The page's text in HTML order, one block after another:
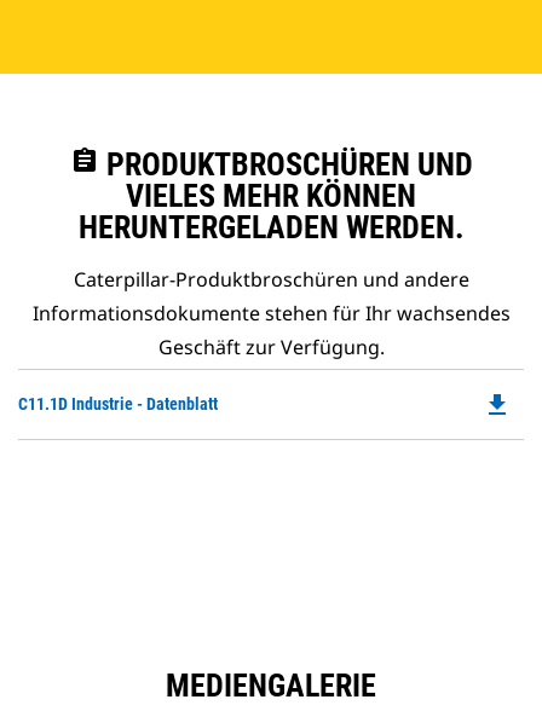
assignment PRODUKTBROSCHÜREN UND
VIELES MEHR KÖNNEN
HERUNTERGELADEN WERDEN.
Caterpillar-Produktbroschüren und andere
Informationsdokumente stehen für Ihr wachsendes
Geschäft zur Verfügung.
C11.1D Industrie - Datenblatt file_download
MEDIENGALERIE